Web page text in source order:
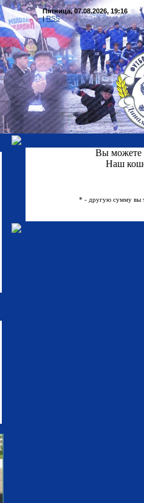
Пятница, 07.08.2026, 19:16
|RSS
Вы можете
Наш
* - другую сумму вы